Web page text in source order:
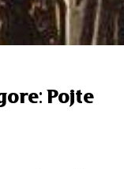
Pojte